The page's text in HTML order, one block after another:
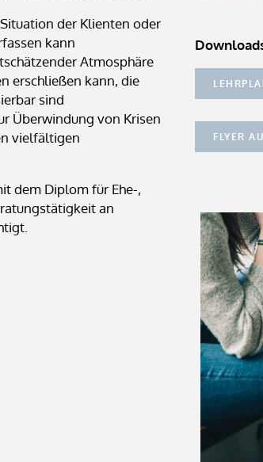
der Klienten oder
kann
Atmosphäre
erschließen kann, die
sind
Überwindung von Krisen
vielfältigen
dem Diplom für Ehe-,
an
FLYER